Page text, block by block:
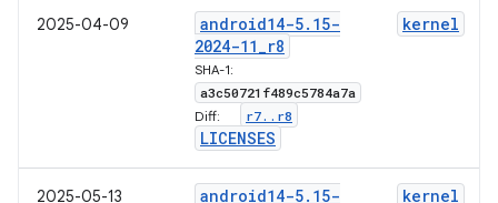
2025-04-09 android14-5. 15-
2024-11_r8
SHA-1:
a3c50721f489c5784a7a
Diff: r7. . r8
LICENSES
kernel
2025-05-13 android14-5. 15-
kernel